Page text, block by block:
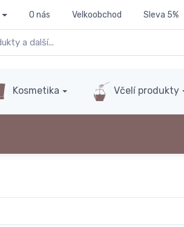
O nás Velkoobchod Sleva 5%
Kosmetika Včelí produkty